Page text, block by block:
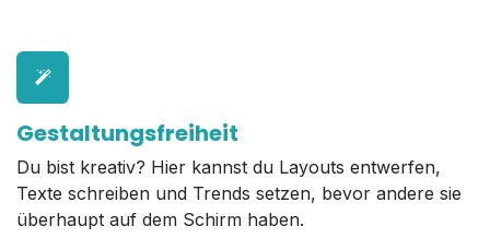
Gestaltungsfreiheit
Du bist kreativ? Hier kannst du Layouts entwerfen,
Texte schreiben und Trends setzen, bevor andere sie
überhaupt auf dem Schirm haben.